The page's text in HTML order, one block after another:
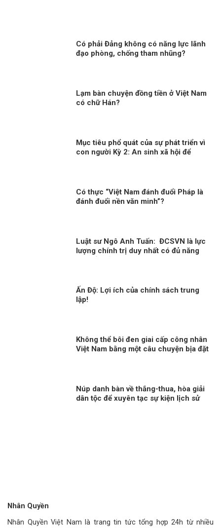
Có phải Đảng không có năng lực lãnh
đạo phòng, chống tham nhũng?
Lạm bàn chuyện đồng tiền ở Việt Nam
có chữ Hán?
Mục tiêu phổ quát của sự phát triển vì
con người Kỳ 2: An sinh xã hội để
Có thực “Việt Nam đánh đuổi Pháp là
đánh đuổi nền văn minh”?
Luật sư Ngô Anh Tuấn: ĐCSVN là lực
lượng chính trị duy nhất có đủ năng
Ấn Độ: Lợi ích của chính sách trung
lập!
Không thể bôi đen giai cấp công nhân
Việt Nam bằng một câu chuyện bịa đặt
Núp danh bàn về thắng-thua, hòa giải
dân tộc để xuyên tạc sự kiện lịch sử
Nhân Quyền
Nhân Quyền Việt Nam là trang tin tức tổng hợp 24h từ nhiều